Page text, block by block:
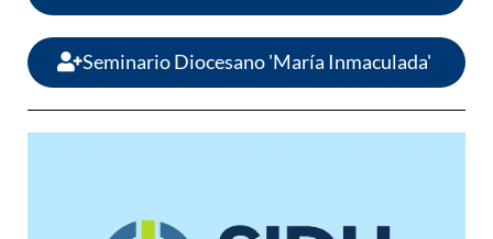
Seminario Diocesano 'María Inmaculada'